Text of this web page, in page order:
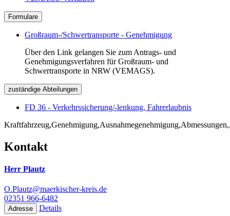
Formulare
Großraum-/Schwertransporte - Genehmigung
Über den Link gelangen Sie zum Antrags- und
Genehmigungsverfahren für Großraum- und
Schwertransporte in NRW (VEMAGS).
zuständige Abteilungen
FD 36 - Verkehrssicherung/-lenkung, Fahrerlaubnis
Kontakt
Herr Plautz
O.Plautz@maerkischer-kreis.de
02351 966-6482
Adresse Details